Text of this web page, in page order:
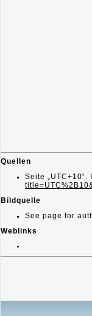
Quellen
Seite
Bildquelle
See page for
Weblinks